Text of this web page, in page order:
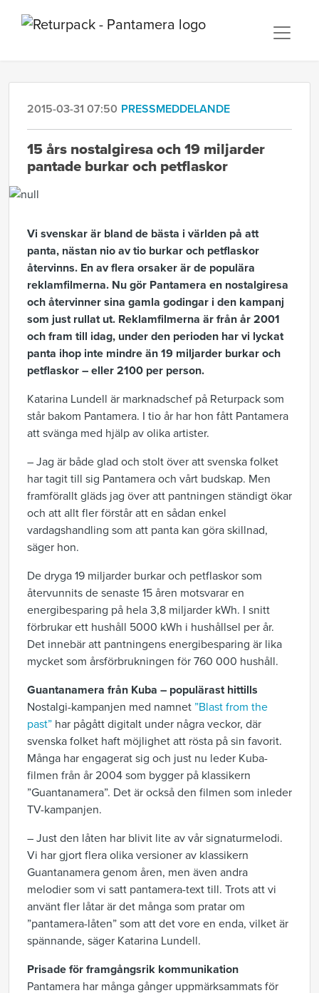
2015-03-31 07:50 PRESSMEDDELANDE
15 års nostalgiresa och 19 miljarder
pantade burkar och petflaskor
Vi svenskar är bland de bästa i världen på att
panta, nästan nio av tio burkar och petflaskor
återvinns. En av flera orsaker är de populära
reklamfilmerna. Nu gör Pantamera en nostalgiresa
och återvinner sina gamla godingar i den kampanj
som just rullat ut. Reklamfilmerna är från år 2001
och fram till idag, under den perioden har vi lyckat
panta ihop inte mindre än 19 miljarder burkar och
petflaskor – eller 2100 per person.
Katarina Lundell är marknadschef på Returpack som
står bakom Pantamera. I tio år har hon fått Pantamera
att svänga med hjälp av olika artister.
– Jag är både glad och stolt över att svenska folket
har tagit till sig Pantamera och vårt budskap. Men
framförallt gläds jag över att pantningen ständigt ökar
och att allt fler förstår att en sådan enkel
vardagshandling som att panta kan göra skillnad,
säger hon.
De dryga 19 miljarder burkar och petflaskor som
återvunnits de senaste 15 åren motsvarar en
energibesparing på hela 3,8 miljarder kWh. I snitt
förbrukar ett hushåll 5000 kWh i hushållsel per år.
Det innebär att pantningens energibesparing är lika
mycket som årsförbrukningen för 760 000 hushåll.
Guantanamera från Kuba – populärast hittills
Nostalgi-kampanjen med namnet ”Blast from the
past” har pågått digitalt under några veckor, där
svenska folket haft möjlighet att rösta på sin favorit.
Många har engagerat sig och just nu leder Kuba-
filmen från år 2004 som bygger på klassikern
”Guantanamera”. Det är också den filmen som inleder
TV-kampanjen.
– Just den låten har blivit lite av vår signaturmelodi.
Vi har gjort flera olika versioner av klassikern
Guantanamera genom åren, men även andra
melodier som vi satt pantamera-text till. Trots att vi
använt fler låtar är det många som pratar om
”pantamera-låten” som att det vore en enda, vilket är
spännande, säger Katarina Lundell.
Prisade för framgångsrik kommunikation
Pantamera har många gånger uppmärksammats för